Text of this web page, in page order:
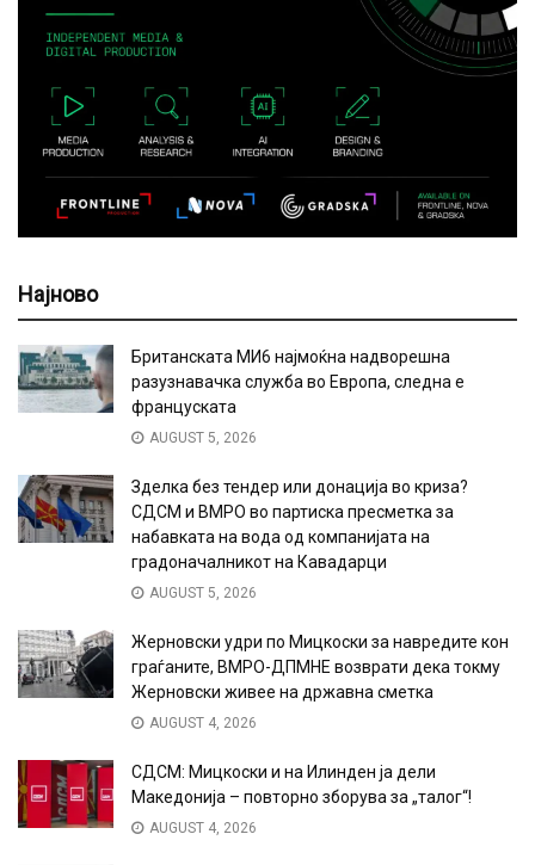
Најново
Британската МИ6 најмоќна надворешна
разузнавачка служба во Европа, следна е
француската
AUGUST 5, 2026
Зделка без тендер или донација во криза?
СДСМ и ВМРО во партиска пресметка за
набавката на вода од компанијата на
градоначалникот на Кавадарци
AUGUST 5, 2026
Жерновски удри по Мицкоски за навредите кон
граѓаните, ВМРО-ДПМНЕ возврати дека токму
Жерновски живее на државна сметка
AUGUST 4, 2026
СДСМ: Мицкоски и на Илинден ја дели
Македонија – повторно зборува за „талог“!
AUGUST 4, 2026